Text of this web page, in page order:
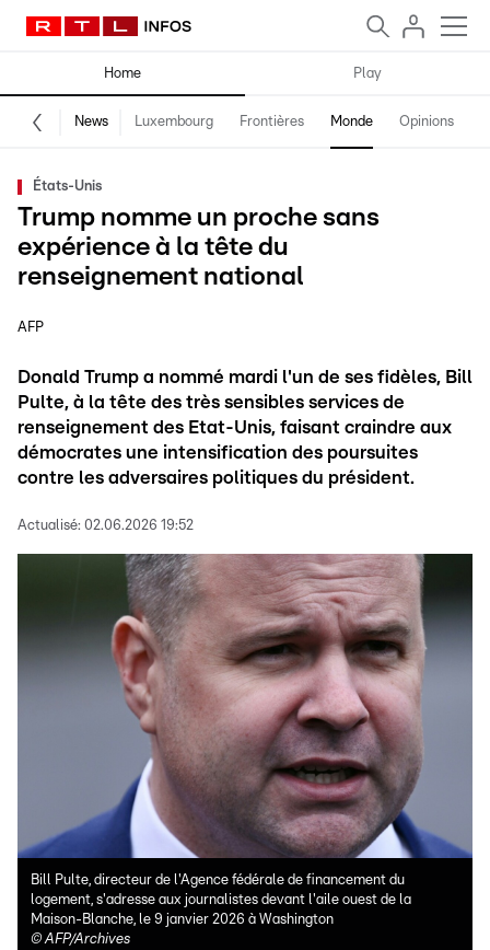
Home Play
News Luxembourg Frontières Monde Opinions
États-Unis
Trump nomme un proche sans
expérience à la tête du
renseignement national
AFP
Donald Trump a nommé mardi l'un de ses fidèles, Bill
Pulte, à la tête des très sensibles services de
renseignement des Etat-Unis, faisant craindre aux
démocrates une intensification des poursuites
contre les adversaires politiques du président.
Actualisé: 02.06.2026 19:52
Bill Pulte, directeur de l'Agence fédérale de financement du
logement, s'adresse aux journalistes devant l'aile ouest de la
Maison-Blanche, le 9 janvier 2026 à Washington
©AFP/Archives